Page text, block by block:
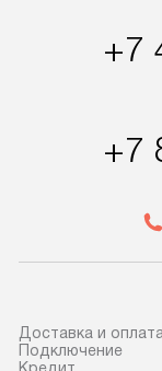
+7
+7
Доставка и оплата
Подключение
Кредит